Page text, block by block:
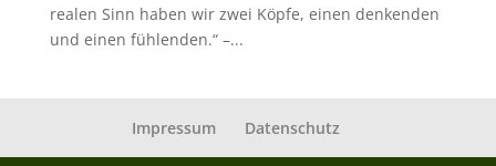
realen Sinn haben wir zwei Köpfe, einen denkenden
und einen fühlenden.“ –...
Impressum Datenschutz